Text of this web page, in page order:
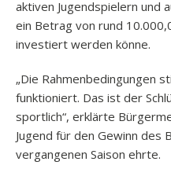
aktiven Jugendspielern und
ein Betrag von rund
investiert werden könne.
„Die Rahmenbedingungen
funktioniert. Das ist der
sportlich“, erklärte
Jugend für den Gewinn des
vergangenen Saison ehrte.